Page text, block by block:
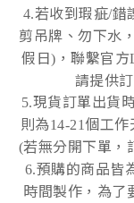
4.若收到瑕疵/錯
剪吊牌、勿下水
假日) ，聯繫官方
請提供
5.現貨訂單出貨
則為14-21 個工作
(若無分開下單，
6.預購的商品皆
時間製作，為了